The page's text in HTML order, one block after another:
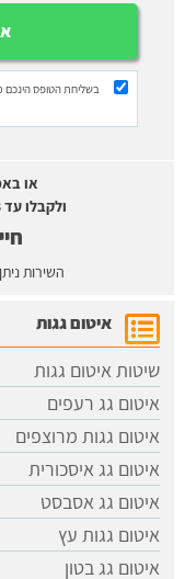
בשליחת הטופס
או
ולקבלו עד 3 הצעות מחיר שונות לבקשתכם
השירות
איטום גגות
שיטות איטום גגות
איטום גג רעפים
איטום גגות מרוצפים
איטום גג איסכורית
איטום גג אסבסט
איטום גגות עץ
איטום גג בטון